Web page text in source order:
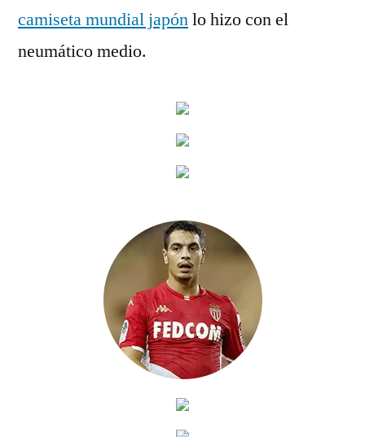
camiseta mundial japónlo hizo con el
neumático medio.